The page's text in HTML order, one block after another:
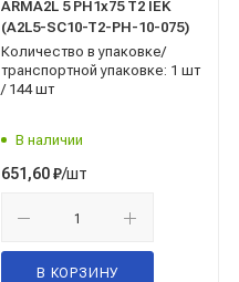
ARMA2L 5 PH1х75 Т2 IEK
(A2L5-SC10-T2-PH-10-075)
Количество в упаковке/
транспортной упаковке: 1 шт
/ 144 шт
В наличии
651,60₽/шт
В КОРЗИНУ